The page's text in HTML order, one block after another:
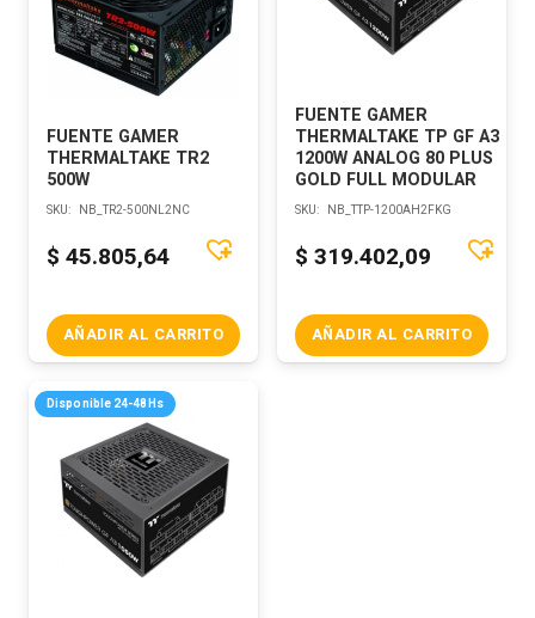
FUENTE GAMER
THERMALTAKE TR2
500W
SKU: NB_TR2-500NL2NC
$ 45.805,64
AÑADIR AL CARRITO
FUENTE GAMER
THERMALTAKE TP GF A3
1200W ANALOG 80 PLUS
GOLD FULL MODULAR
SKU: NB_TTP-1200AH2FKG
$ 319.402,09
AÑADIR AL CARRITO
Disponible 24-48Hs